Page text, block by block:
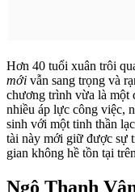
Người đẹp
Nói đến nét đẹp
trung niên nhưng vẻ
chính, dù được hóa